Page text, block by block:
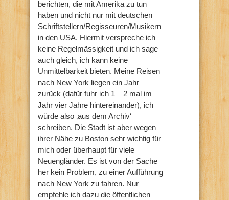
berichten, die mit Amerika zu tun
haben und nicht nur mit deutschen
Schriftstellern/Regisseuren/Musikern
in den USA. Hiermit verspreche ich
keine Regelmässigkeit und ich sage
auch gleich, ich kann keine
Unmittelbarkeit bieten. Meine Reisen
nach New York liegen ein Jahr
zurück (dafür fuhr ich 1 – 2 mal im
Jahr vier Jahre hintereinander), ich
würde also ‚aus dem Archiv‘
schreiben. Die Stadt ist aber wegen
ihrer Nähe zu Boston sehr wichtig für
mich oder überhaupt für viele
Neuengländer. Es ist von der Sache
her kein Problem, zu einer Aufführung
nach New York zu fahren. Nur
empfehle ich dazu die öffentlichen